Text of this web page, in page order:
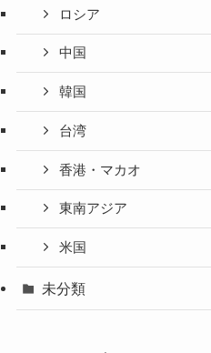
ロシア
中国
韓国
台湾
香港・マカオ
東南アジア
米国
未分類